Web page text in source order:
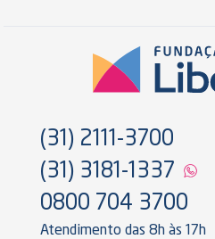
(31) 2111-3700
(31) 3181-1337
0800 704 3700
Atendimento das 8h às 17h